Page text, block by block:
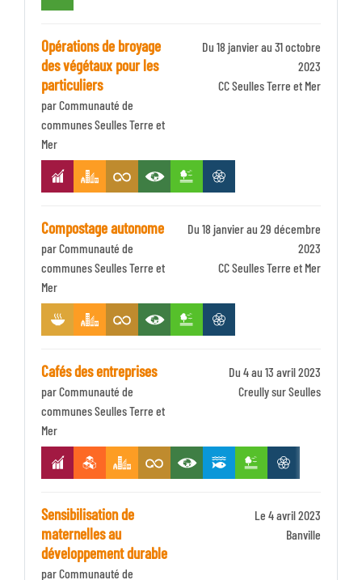
Opérations de broyage
des végétaux pour les
particuliers
par Communauté de
communes Seulles Terre et
Mer
Du 18 janvier au 31 octobre
2023
IdentifiantCC Seulles Terre et Mer
Compostage autonome
par Communauté de
communes Seulles Terre et
Mer
Du 18 janvier au 29 décembre
2023
IdentifiantCC Seulles Terre et Mer
Cafés des entreprises
par Communauté de
communes Seulles Terre et
Mer
Du 4 au 13 avril 2023
Creully sur Seulles
Sensibilisation de
maternelles au
développement durable
par Communauté de
Le 4 avril 2023
Banville